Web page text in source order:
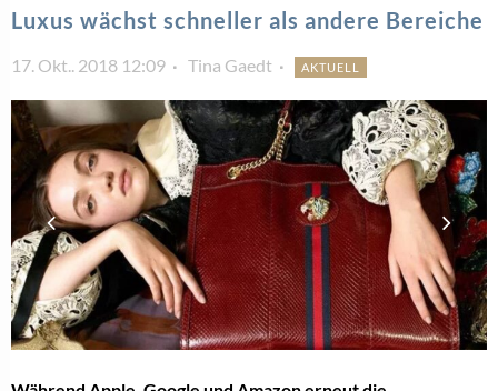
Luxus wächst schneller als andere Bereiche
17. Okt.. 2018 12:09 Tina Gaedt AKTUELL